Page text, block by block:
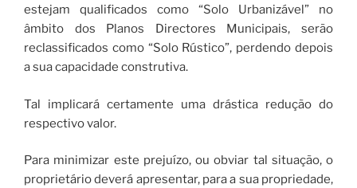
estejam qualificados como “Solo Urbanizável” no
âmbito dos Planos Directores Municipais, serão
reclassificados como “Solo Rústico”, perdendo depois
a sua capacidade construtiva.
Tal implicará certamente uma drástica redução do
respectivo valor.
Para minimizar este prejuízo, ou obviar tal situação, o
proprietário deverá apresentar, para a sua propriedade,